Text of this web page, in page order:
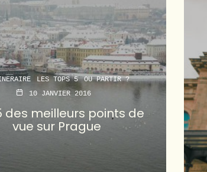
LES TOPS 5
OU PARTIR ?
10 JANVIER 2016
des meilleurs points de
vue sur Prague